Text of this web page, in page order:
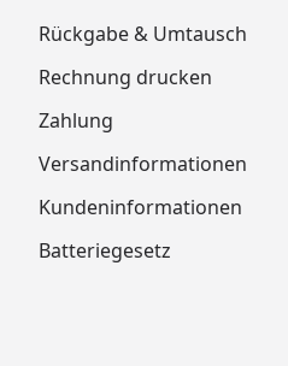
Rückgabe & Umtausch
Rechnung drucken
Zahlung
Versandinformationen
Kundeninformationen
Batteriegesetz